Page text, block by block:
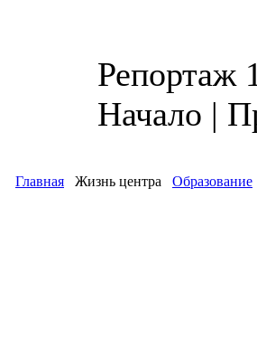
Репортаж
Начало |
Главная Жизнь центра Образование